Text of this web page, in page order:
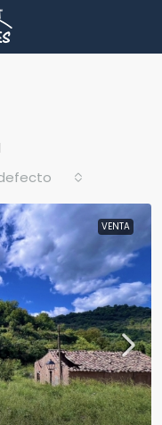
VENTA